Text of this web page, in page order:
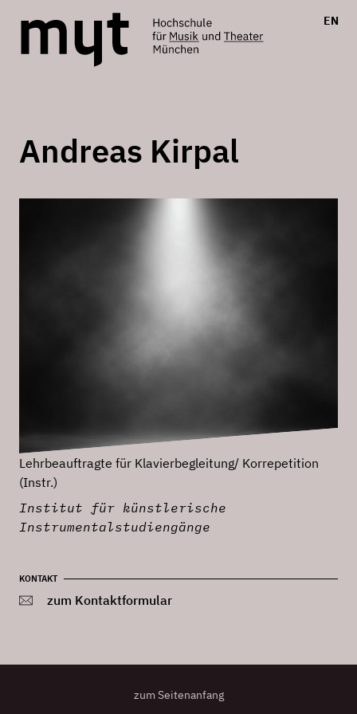
EN
Andreas Kirpal
Lehrbeauftragte für Klavierbegleitung/ Korrepetition
(Instr.)
Institut für künstlerische
Instrumentalstudiengänge
KONTAKT
zum Kontaktformular
zum Seitenanfang